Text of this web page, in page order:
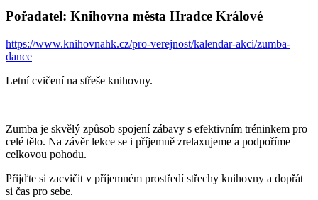
Pořadatel: Knihovna města Hradce Králové
https://www.knihovnahk.cz/pro-verejnost/kalendar-akci/zumba-
dance
Letní cvičení na střeše knihovny.
Zumba je skvělý způsob spojení zábavy s efektivním tréninkem pro
celé tělo. Na závěr lekce se i příjemně zrelaxujeme a podpoříme
celkovou pohodu.
Přijďte si zacvičit v příjemném prostředí střechy knihovny a dopřát
si čas pro sebe.